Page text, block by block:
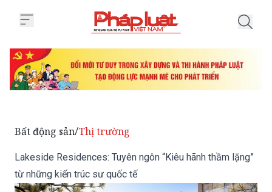
Bất động sản/Thị trường
Lakeside Residences: Tuyên ngôn “Kiêu hãnh thầm lặng”
từ những kiến trúc sư quốc tế